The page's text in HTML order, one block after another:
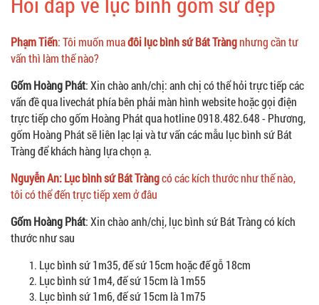
Phạm Tiến: Tôi muốn muađôi lục bình sứ Bát Tràngnhưng cần tư
vấn thì làm thế nào?
Gốm Hoàng Phát: Xin chào anh/chị: anh chị có thể hỏi trực tiếp các
vấn đề qua livechát phía bên phải màn hình website hoặc gọi điện
trực tiếp cho gốm Hoàng Phát qua hotline 0918.482.648 - Phương,
gốm Hoàng Phát sẽ liên lạc lại và tư vấn các mẫu lục bình sứ Bát
Tràng để khách hàng lựa chọn ạ.
Nguyễn An: Lục bình sứ Bát Tràngcó các kích thước như thế nào,
tôi có thể đến trực tiếp xem ở đâu
Gốm Hoàng Phát: Xin chào anh/chị, lục bình sứ Bát Tràng có kích
thước như sau
Lục bình sứ 1m35, đế sứ 15cm hoặc đế gỗ 18cm
Lục bình sứ 1m4, đế sứ 15cm là 1m55
Lục bình sứ 1m6, đế sứ 15cm là 1m75